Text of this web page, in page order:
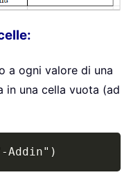
a ogni valore di una
in una cella vuota (ad
Addin")